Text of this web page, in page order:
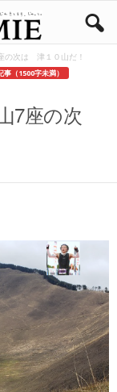
の次は 津１０山だ！
事（1500字未満）
7座の次